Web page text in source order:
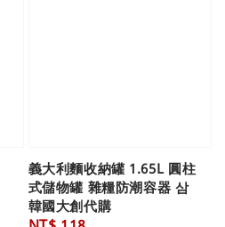
義大利麵收納罐 1.65L 圓柱
式儲物罐 雜糧防潮容器 삼
韓國大創代購